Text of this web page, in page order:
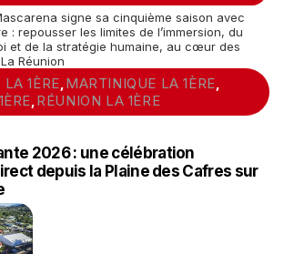
signe sa cinquième saison avec
: repousser les limites de l’immersion, du
et de la stratégie humaine, au cœur des
Réunion
1ÈRE MARTINIQUE LA 1ÈRE
RÉUNION LA 1ÈRE
2026 : une célébration
depuis la Plaine des Cafres sur